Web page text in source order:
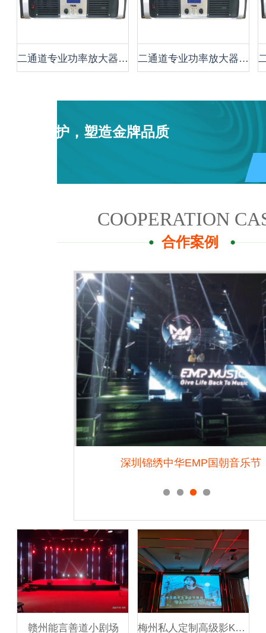
二通道专业功率放大器 TP1350 二通道专业功率放大器 TP1500
用心呵护，塑造金牌品质
COOPERATION
合作案例
深圳锦绣中华EMP国朝音乐节
赣州能言善道小剧场 梅州私人定制高级影K会所